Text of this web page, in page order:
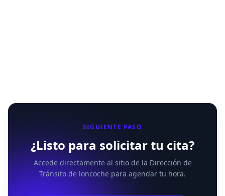
SIGUIENTE PASO
¿Listo para solicitar tu cita?
Accede directamente al sitio de la Dirección de
Tránsito de loncoche para agendar tu hora.